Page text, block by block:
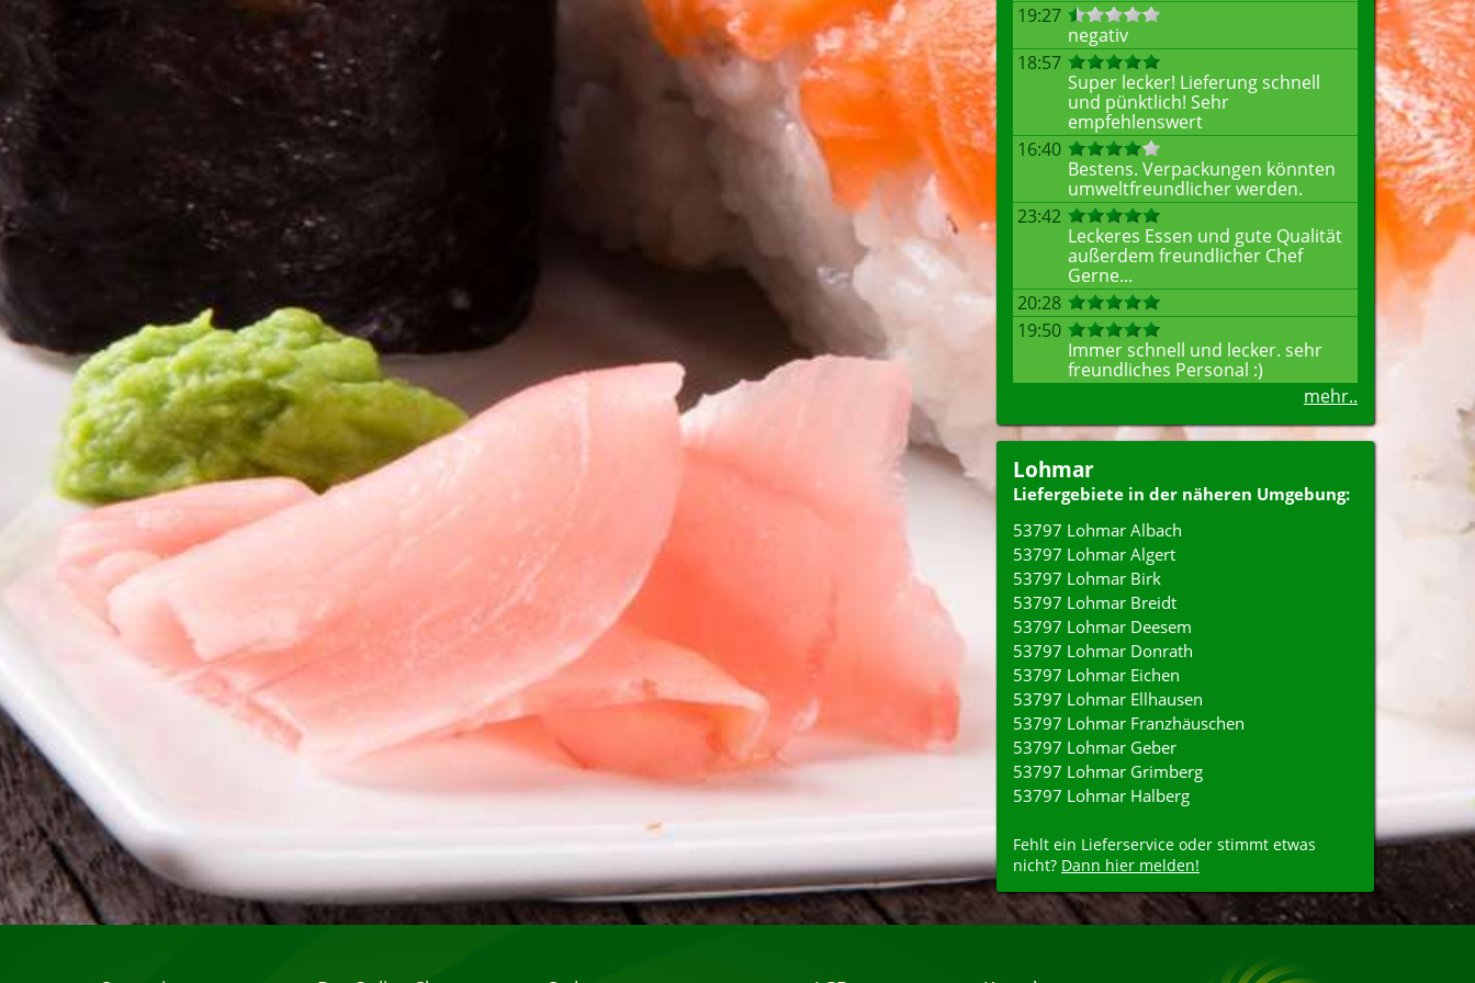
19:27
negativ
18:57
Super lecker! Lieferung schnell
und pünktlich! Sehr
empfehlenswert
16:40
Bestens. Verpackungen könnten
umweltfreundlicher werden.
23:42
Leckeres Essen und gute Qualität
außerdem freundlicher Chef
Gerne...
20:28
19:50
Immer schnell und lecker. sehr
freundliches Personal :)
mehr..
Lohmar
Liefergebiete in der näheren Umgebung:
53797 Lohmar Albach
53797 Lohmar Algert
53797 Lohmar Birk
53797 Lohmar Breidt
53797 Lohmar Deesem
53797 Lohmar Donrath
53797 Lohmar Eichen
53797 Lohmar Ellhausen
53797 Lohmar Franzhäuschen
53797 Lohmar Geber
53797 Lohmar Grimberg
53797 Lohmar Halberg
Fehlt ein Lieferservice oder stimmt etwas
nicht? Dann hier melden!